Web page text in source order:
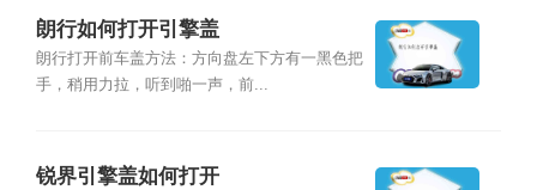
朗行如何打开引擎盖
朗行打开前车盖方法：方向盘左下方有一黑色把
手，稍用力拉，听到啪一声，前...
锐界引擎盖如何打开